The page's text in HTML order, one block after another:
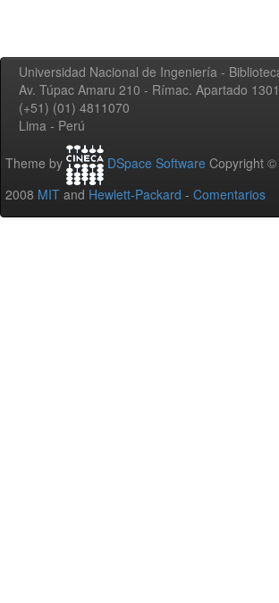
Universidad Nacional de Ingeniería -
Av. Túpac Amaru 210 - Rímac. Apartado 1301
(+51) (01) 4811070
Lima - Perú
Theme by DSpace Software Copyright
2008 MIT and Hewlett-Packard - Comentarios